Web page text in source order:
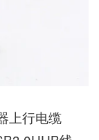
上行电缆